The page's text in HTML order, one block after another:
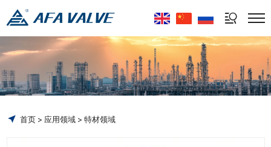
Select Language
首页 应用领域 特材领域